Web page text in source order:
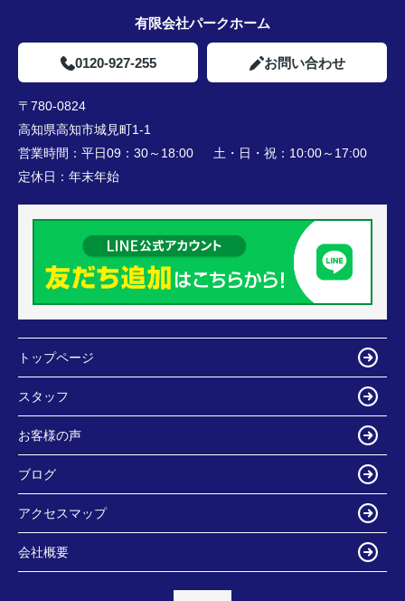
有限会社パークホーム
0120-927-255 お問い合わせ
〒780-0824
高知県高知市城見町1-1
営業時間： 平日09：30～18:00 土・日・祝：10:00～17:00
定休日： 年末年始
トップページ
スタッフ
お客様の声
ブログ
アクセスマップ
会社概要